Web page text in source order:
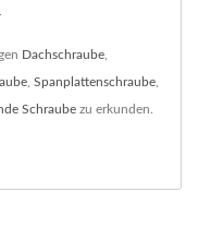
Dachschraube
Spanplattenschraube
Schraube zu erkunden.